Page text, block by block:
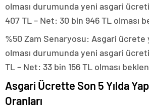
olması durumunda yeni asgari
407 TL – Net: 30 bin 946 TL olması
%50 Zam Senaryosu: Asgari ücrete
olması durumunda yeni asgari
TL – Net: 33 bin 156 TL olması
Asgari Ücrette Son 5 Yılda
Oranları